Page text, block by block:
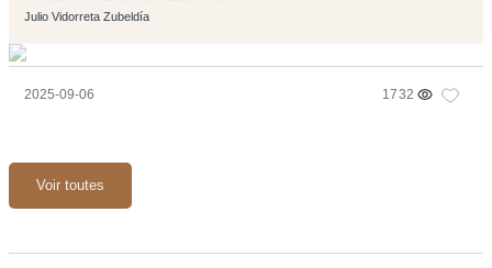
Julio Vidorreta Zubeldía
2025-09-06 1732
Voir toutes